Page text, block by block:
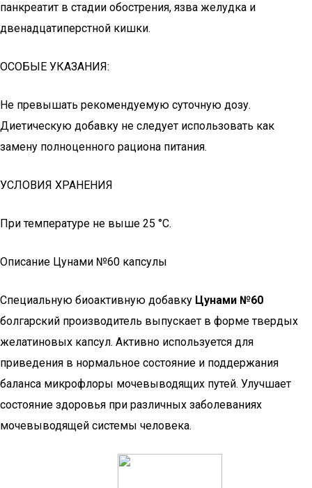
панкреатит в стадии обострения, язва желудка и
двенадцатиперстной кишки.
ОСОБЫЕ УКАЗАНИЯ:
Не превышать рекомендуемую суточную дозу.
Диетическую добавку не следует использовать как
замену полноценного рациона питания.
УСЛОВИЯ ХРАНЕНИЯ
При температуре не выше 25 °С.
Описание Цунами №60 капсулы
Специальную биоактивную добавку Цунами №60
болгарский производитель выпускает в форме твердых
желатиновых капсул. Активно используется для
приведения в нормальное состояние и поддержания
баланса микрофлоры мочевыводящих путей. Улучшает
состояние здоровья при различных заболеваниях
мочевыводящей системы человека.